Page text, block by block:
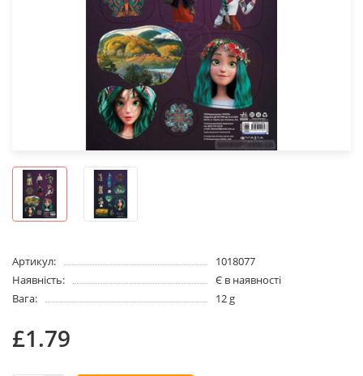
Артикул:
1018077
Наявність:
Є в наявності
Вага:
12 g
£1.79